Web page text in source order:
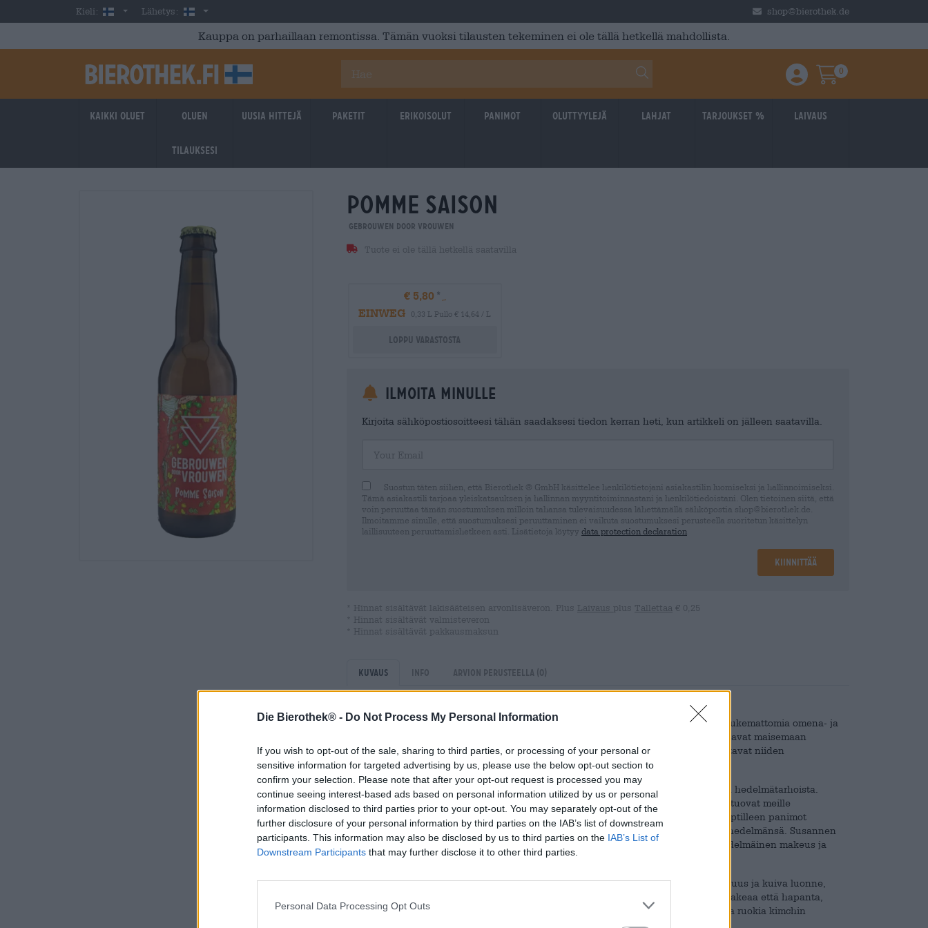
Die Bierothek® - Do Not Process My Personal Information
If you wish to opt-out of the sale, sharing to third parties, or processing of your personal or
sensitive information for targeted advertising by us, please use the below opt-out section to
confirm your selection. Please note that after your opt-out request is processed you may
continue seeing interest-based ads based on personal information utilized by us or personal
information disclosed to third parties prior to your opt-out. You may separately opt-out of the
further disclosure of your personal information by third parties on the IAB’s list of downstream
participants. This information may also be disclosed by us to third parties on the IAB’s List of
Downstream Participants that may further disclose it to other third parties.
Personal Data Processing Opt Outs
Skip to main content
Kieli: FinnishLähetys: Suomi shop@bierothek.de
Kauppa on parhaillaan remontissa. Tämän vuoksi tilausten tekeminen ei ole tällä hetkellä mahdollista.
Einloggen / Anmelden
Warenkorb
0
Kaikki oluet Oluen
tilauksesi
Uusia hittejä Paketit Erikoisolut Panimot Oluttyylejä Lahjat Tarjoukset % laivaus
pomme saison
Gebrouwen Door Vrouwen
Tuote ei ole tällä hetkellä saatavilla
€ 5,80
EINWEG
0,33 L Pullo € 14,64 / L
Loppu varastosta
Ilmoita minulle
Kirjoita sähköpostiosoitteesi tähän saadaksesi tiedon kerran heti, kun artikkeli on jälleen saatavilla.
Suostun täten siihen, että Bierothek ® GmbH käsittelee henkilötietojani asiakastilin luomiseksi ja hallinnoimiseksi.
Tämä asiakastili tarjoaa yleiskatsauksen ja hallinnan myyntitoiminnastani ja henkilötiedoistani. Olen tietoinen siitä, että
voin peruuttaa tämän suostumuksen milloin tahansa tulevaisuudessa lähettämällä sähköpostia shop@bierothek.de.
Ilmoitamme sinulle, että suostumuksesi peruuttaminen ei vaikuta suostumuksesi perusteella suoritetun käsittelyn
laillisuuteen peruuttamishetkeen asti. Lisätietoja löytyy data protection declaration
Kiinnittää
* Hinnat sisältävät lakisääteisen arvonlisäveron. Plus Laivaus plus Tallettaa € 0,25
* Hinnat sisältävät valmisteveron
* Hinnat sisältävät pakkausmaksun
Kuvaus Info Arvion perusteella (0)
Hollannin Limburgin maakunta on hedelmäfanien paratiisi: laajoilla niityillä on lukemattomia omena- ja
päärynäpuita, jotka ovat todellista silmänruokaa ympäri vuoden. Keväällä ne antavat maisemaan
maagisen ilmeen rehevillä, valkoisilla kukilla. Kesällä miljoonat hedelmät kukoistavat niiden
rypistyneillä oksilla ja syksyllä ne taipuvat upean punapoksisen taakkansa alla.
Myös Pomme Saisonin valmistukseen käytetyt hedelmät ovat peräisin Limburgin hedelmätarhoista.
Gebrouwen Door Vrouwenin olut ovat asiantuntevien naiskäsien valmistamia ja tuovat meille
omenoiden ja päärynöiden kulinaarista taikuutta. Pysyäkseen uskollisena konseptilleen panimot
etsivät naisten johtamaa hedelmätilaa ja löysivät Susannen ja hänen maukkaat hedelmänsä. Susannen
sadosta tuli sitten belgialainen Saison, jossa yhdistyvät omenan ja päärynän hedelmäinen makeus ja
hapokkuus pehmeällä mallasella ja ripaus humalaa.
Heidän Pomme Saison on hedelmäinen herkku, jossa on kimalteleva hiilihappoisuus ja kuiva luonne,
joka sopii täydellisesti kotitekoisen omenapiirakan kanssa. Koska olut on sekä makeaa että hapanta,
sopii se hyvin myös aasialaisen keittiön kanssa. Panimot suosittelevat korealaisia ruokia kimchin
kanssa. Pidämme tästä hienosta viinistä ihanasti myös sellaisenaan!